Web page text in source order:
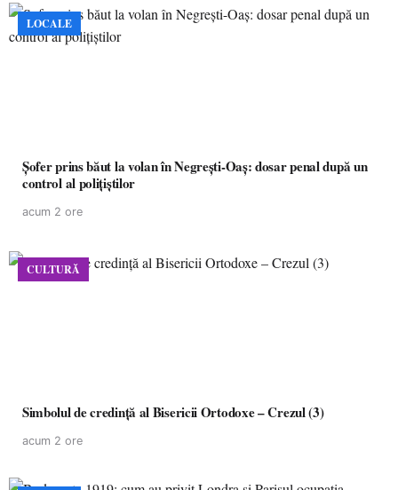
LOCALE
Șofer prins băut la volan în Negrești-Oaș: dosar penal după un
control al polițiștilor
acum 2 ore
CULTURĂ
Simbolul de credinţă al Bisericii Ortodoxe – Crezul (3)
acum 2 ore